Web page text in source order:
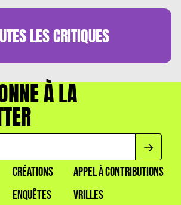
LESCRITIQUES
À LA
CRÉATIONS
ENQUÊTES
APPEL À CONTRIBUTIONS
VRILLES